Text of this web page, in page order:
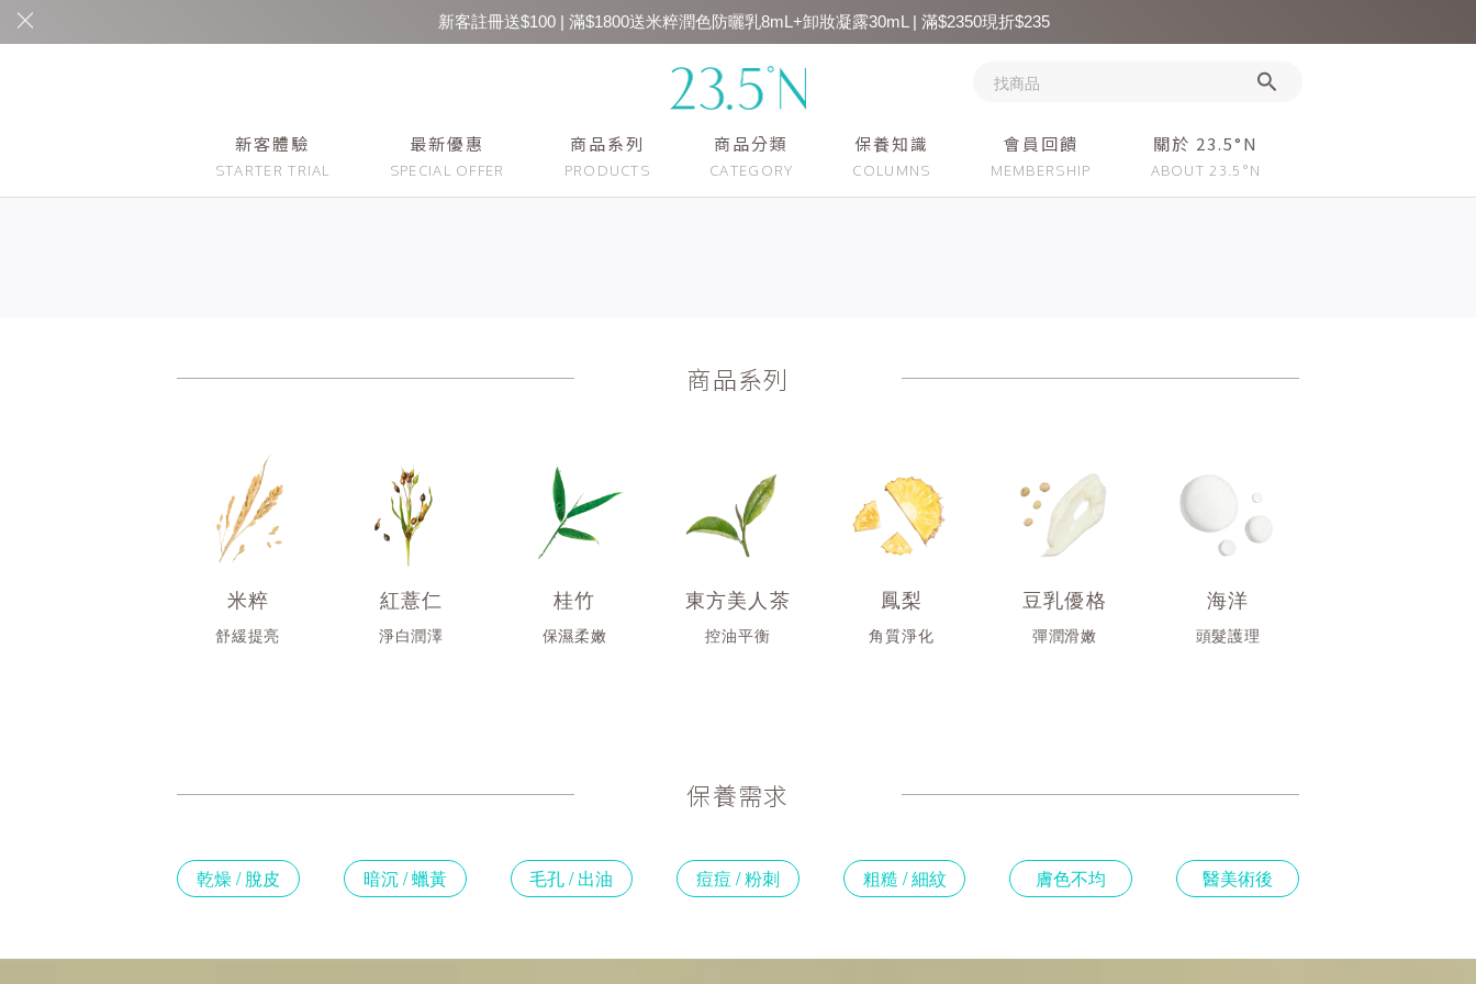
新客體驗 最新優惠 商品系列 商品分類 保養知識 會員回饋 關於 23.5°N
商品系列
米粹
舒緩提亮
紅薏仁
淨白潤澤
桂竹
保濕柔嫩
東方美人茶
控油平衡
鳳梨
角質淨化
豆乳優格
彈潤滑嫩
海洋
頭髮護理
保養需求
乾燥 / 脫皮 暗沉 / 蠟黃 毛孔 / 出油 痘痘 / 粉刺 粗糙 / 細紋 膚色不均 醫美術後
新客註冊送$100 | 滿$1800送米粹潤色防曬乳8mL+卸妝凝露30mL | 滿$2350現折$235